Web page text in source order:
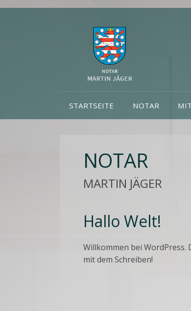
STARTSEITE NOTAR
NOTAR
MARTIN JÄGER
Hallo Welt!
Willkommen bei
mit dem Schreiben!